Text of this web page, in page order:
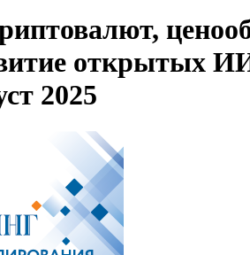
открытых
2025